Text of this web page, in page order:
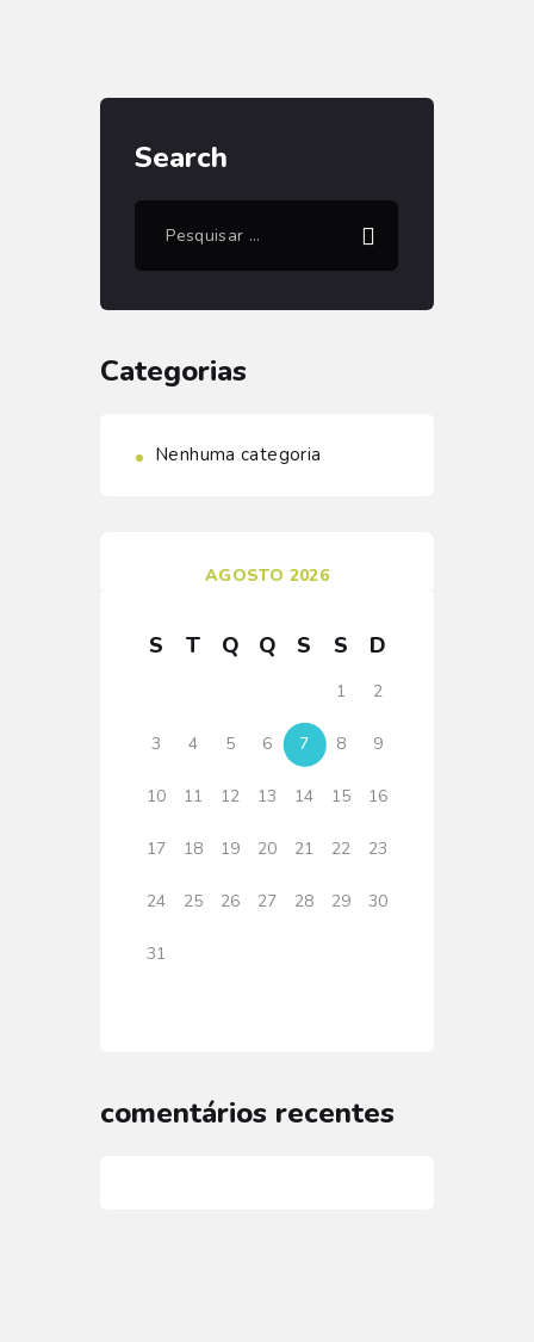
Search
por:
Categorias
Nenhuma categoria
AGOSTO 2026
S T Q Q S S D
1 2
3 4 5 6 7 8 9
10 11 12 13 14 15 16
17 18 19 20 21 22 23
24 25 26 27 28 29 30
31
comentários recentes